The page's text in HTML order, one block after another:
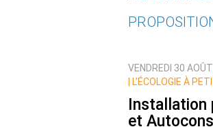
Nom
VENDREDI 30
L’ÉCOLOGIE À
Installation
et